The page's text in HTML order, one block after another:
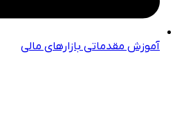
آموزش مقدماتی بازارهای مالی